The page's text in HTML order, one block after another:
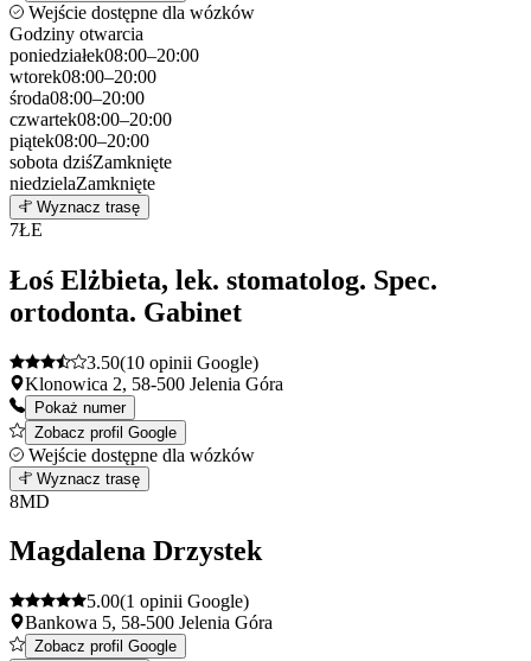
Wejście dostępne dla wózków
Godziny otwarcia
poniedziałek08:00–20:00
wtorek08:00–20:00
środa08:00–20:00
czwartek08:00–20:00
piątek08:00–20:00
sobota dziśZamknięte
niedzielaZamknięte
+
Wyznacz trasę
7ŁE
Łoś Elżbieta, lek. stomatolog. Spec.
ortodonta. Gabinet
3.50(10 opinii Google)
Klonowica 2, 58-500 Jelenia Góra
Pokaż numer
Zobacz profil Google
Wejście dostępne dla wózków
7
+
−
Wyznacz trasę
8MD
Magdalena Drzystek
5.00(1 opinii Google)
Bankowa 5, 58-500 Jelenia Góra
Zobacz profil Google